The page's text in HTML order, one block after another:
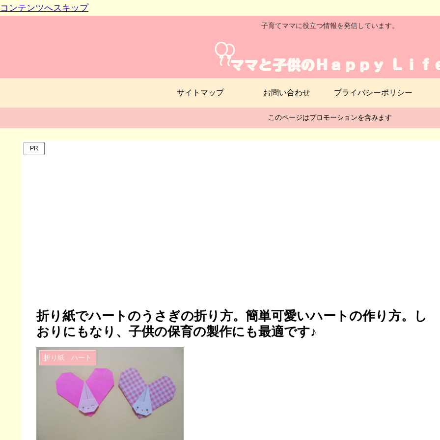
コンテンツへスキップ
子育てママに役立つ情報を発信しています。
サイトマップ お問い合わせ プライバシーポリシー
このページはプロモーションを含みます
PR
折り紙でハートのうさぎの折り方。簡単可愛いハートの作り方。し
おりにもなり、子供の保育の製作にも最適です♪
折り紙 ハート